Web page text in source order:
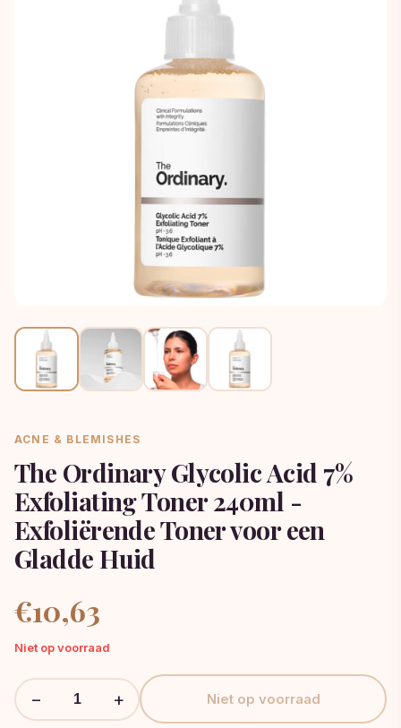
ACNE & BLEMISHES
The Ordinary Glycolic Acid 7%
Exfoliating Toner 240ml -
Exfoliërende Toner voor een
Gladde Huid
€10,63
Niet op voorraad
− + Niet op voorraad